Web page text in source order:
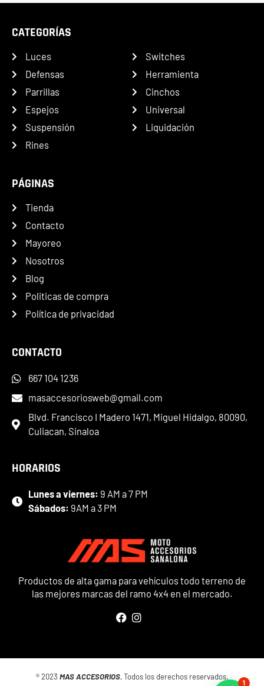
Productos de alta gama para vehículos todo terreno de
las mejores marcas del ramo 4x4 en el mercado.
CATEGORÍAS
Luces
Defensas
Parrillas
Espejos
Suspensión
Rines
Switches
Herramienta
Cinchos
Universal
Liquidación
PÁGINAS
Tienda
Contacto
Mayoreo
Nosotros
Blog
Politicas de compra
Política de privacidad
CONTACTO
667 104 1236
masaccesoriosweb@gmail.com
Blvd. Francisco I Madero 1471, Miguel Hidalgo, 80090,
Culiacan, Sinaloa
HORARIOS
Lunes a viernes: 9 AM a 7 PM
Sábados: 9AM a 3 PM
® 2023 MAS ACCESORIOS.Todos los derechos reservados.
1